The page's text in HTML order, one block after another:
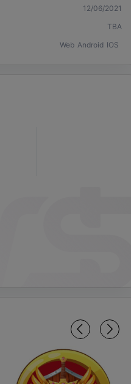
12/06/2021
TBA
Web Android IOS